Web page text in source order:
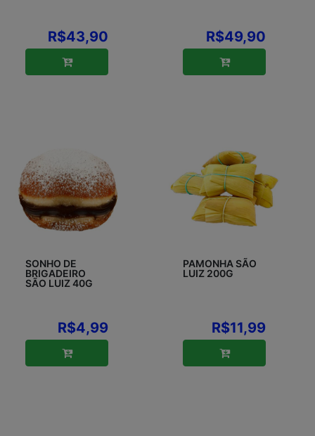
R$43,90 R$49,90
SONHO DE
BRIGADEIRO
SÃO LUIZ 40G
R$4,99
PAMONHA SÃO
LUIZ 200G
R$11,99